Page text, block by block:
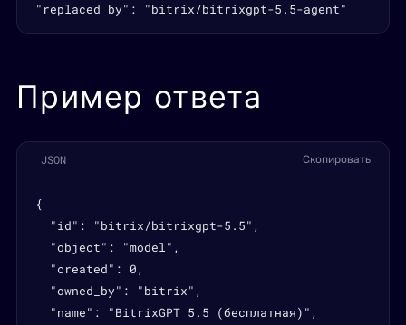
"replaced_by": "bitrix/bitrixgpt-5.5-agent"
Пример ответа
JSON Скопировать
{
  "id": "bitrix/bitrixgpt-5.5",
  "object": "model",
  "created": 0,
  "owned_by": "bitrix",
  "name": "BitrixGPT 5.5 (бесплатная)",